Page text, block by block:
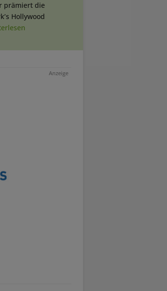
prämiert die
Hollywood
Anzeige